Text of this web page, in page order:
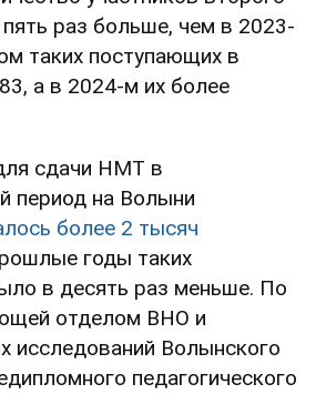
раз больше, чем в 2023-
таких поступающих в
а в 2024-м их более
сдачи НМТ в
период на Волыни
более 2 тысяч
годы таких
в десять раз меньше. По
отделом ВНО и
исследований Волынского
педагогического